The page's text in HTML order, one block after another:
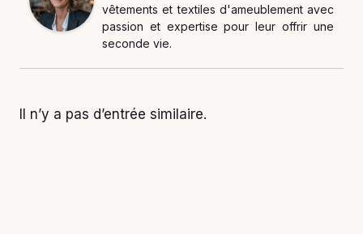
vêtements et textiles d'ameublement avec
passion et expertise pour leur offrir une
seconde vie.
Il n’y a pas d’entrée similaire.